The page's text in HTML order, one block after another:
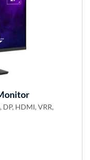
DP, HDMI, VRR,